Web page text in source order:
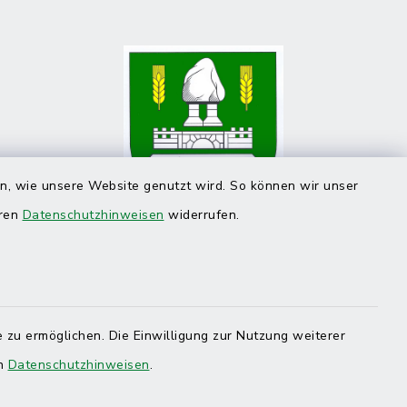
wie unsere Website genutzt wird. So können wir unser
Datenschutzhinweisen widerrufen.
ermöglichen. Die Einwilligung zur Nutzung weiterer
Datenschutzhinweisen.